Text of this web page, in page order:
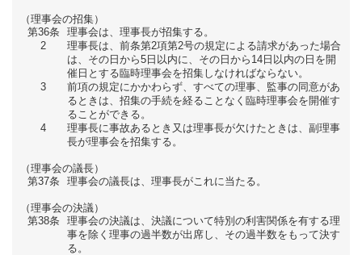
（理事会の招集）
第36条
理事会は、理事長が招集する。
2
理事長は、前条第2項第2号の規定による請求があった場合
は、その日から5日以内に、その日から14日以内の日を開
催日とする臨時理事会を招集しなければならない。
3
前項の規定にかかわらず、すべての理事、監事の同意があ
るときは、招集の手続を経ることなく臨時理事会を開催す
ることができる。
4
理事長に事故あるとき又は理事長が欠けたときは、副理事
長が理事会を招集する。
（理事会の議長）
第37条
理事会の議長は、理事長がこれに当たる。
（理事会の決議）
第38条
理事会の決議は、決議について特別の利害関係を有する理
事を除く理事の過半数が出席し、その過半数をもって決す
る。